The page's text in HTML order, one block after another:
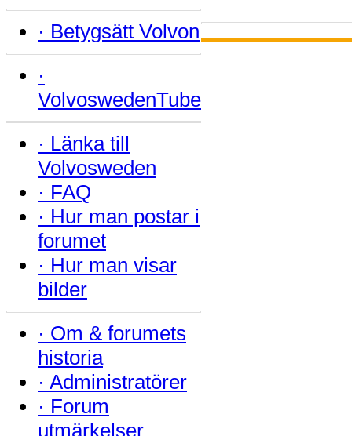
· Betygsätt Volvon
·
VolvoswedenTube
· Länka till
Volvosweden
· FAQ
· Hur man postar i
forumet
· Hur man visar
bilder
· Om & forumets
historia
· Administratörer
· Forum
utmärkelser